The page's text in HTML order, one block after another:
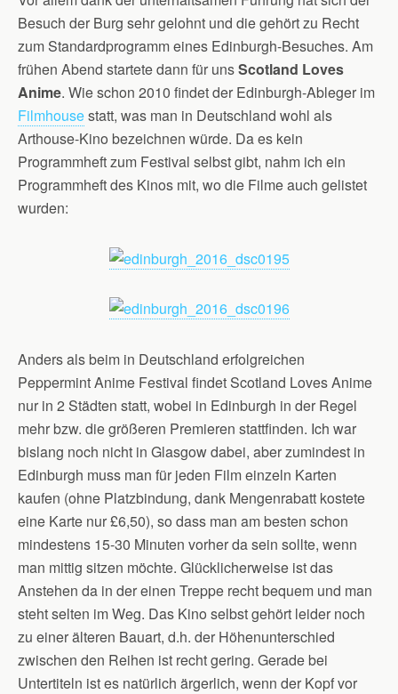
Besuch der Burg sehr gelohnt und die gehört zu Recht
zum Standardprogramm eines Edinburgh-Besuches. Am
frühen Abend startete dann für unsScotland Loves
Anime. Wie schon 2010 findet der Edinburgh-Ableger im
Filmhousestatt, was man in Deutschland wohl als
Arthouse-Kino bezeichnen würde. Da es kein
Programmheft zum Festival selbst gibt, nahm ich ein
Programmheft des Kinos mit, wo die Filme auch gelistet
wurden:
Anders als beim in Deutschland erfolgreichen
Peppermint Anime Festival findet Scotland Loves Anime
nur in 2 Städten statt, wobei in Edinburgh in der Regel
mehr bzw. die größeren Premieren stattfinden. Ich war
bislang noch nicht in Glasgow dabei, aber zumindest in
Edinburgh muss man für jeden Film einzeln Karten
kaufen (ohne Platzbindung, dank Mengenrabatt kostete
eine Karte nur ‎£6,50), so dass man am besten schon
mindestens 15-30 Minuten vorher da sein sollte, wenn
man mittig sitzen möchte. Glücklicherweise ist das
Anstehen da in der einen Treppe recht bequem und man
steht selten im Weg. Das Kino selbst gehört leider noch
zu einer älteren Bauart, d.h. der Höhenunterschied
zwischen den Reihen ist recht gering. Gerade bei
Untertiteln ist es natürlich ärgerlich, wenn der Kopf vor